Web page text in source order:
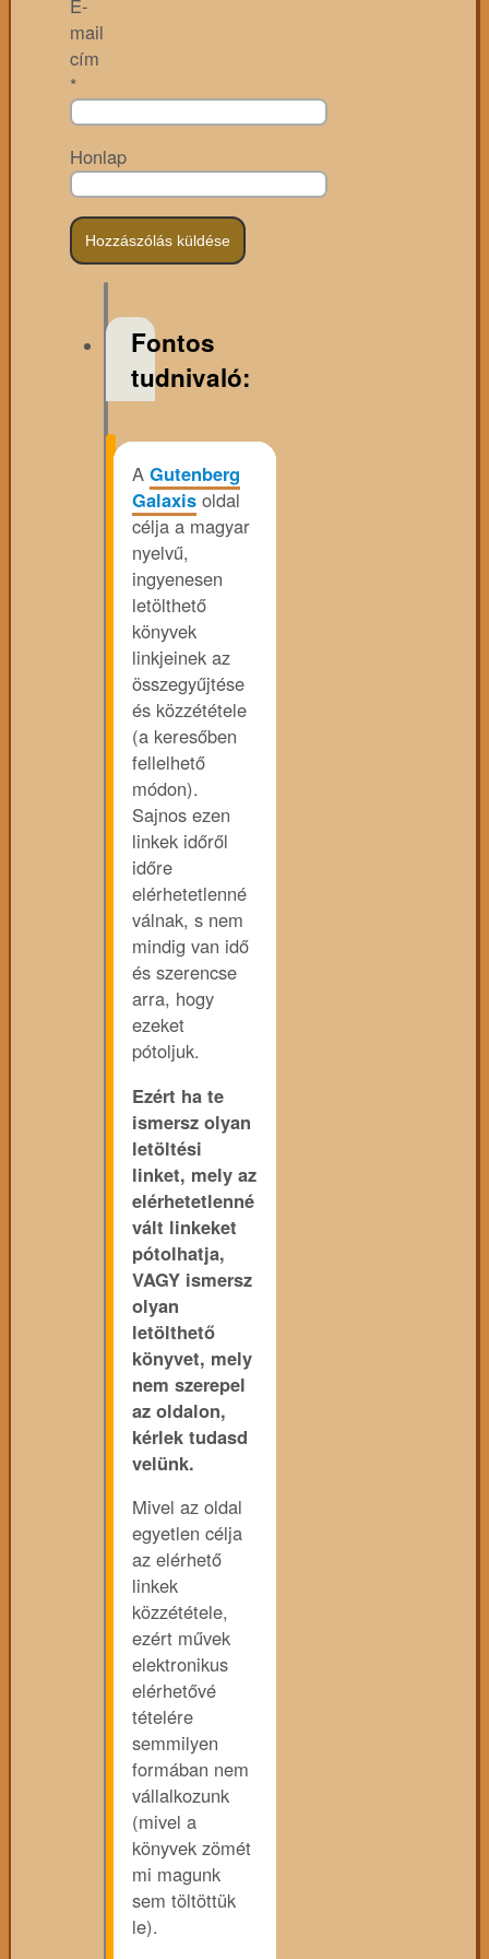
mail
cím
*
Honlap
Fontos
tudnivaló:
A Gutenberg
Galaxis oldal
célja a magyar
nyelvű,
ingyenesen
letölthető
könyvek
linkjeinek az
összegyűjtése
és közzététele
(a keresőben
fellelhető
módon).
Sajnos ezen
linkek időről
időre
elérhetetlenné
válnak, s nem
mindig van idő
és szerencse
arra, hogy
ezeket
pótoljuk.
Ezért ha te
ismersz olyan
letöltési
linket, mely az
elérhetetlenné
vált linkeket
pótolhatja,
VAGY ismersz
olyan
letölthető
könyvet, mely
nem szerepel
az oldalon,
kérlek tudasd
velünk.
Mivel az oldal
egyetlen célja
az elérhető
linkek
közzététele,
ezért művek
elektronikus
elérhetővé
tételére
semmilyen
formában nem
vállalkozunk
(mivel a
könyvek zömét
mi magunk
sem töltöttük
le).